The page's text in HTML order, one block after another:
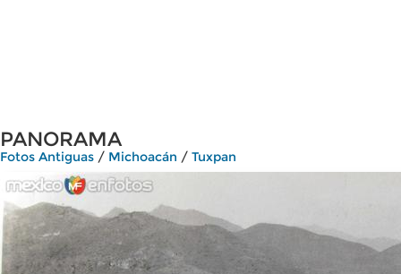
PANORAMA
Fotos Antiguas / Michoacán / Tuxpan